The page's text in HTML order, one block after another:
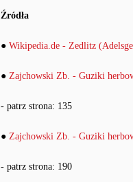
Źródła
● Wikipedia.de - Zedlitz
● Zajchowski Zb. - Guziki
- patrz strona: 135
● Zajchowski Zb. - Guziki
- patrz strona: 190